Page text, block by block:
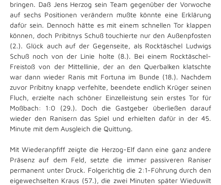
bringen. Daß Jens Herzog sein Team gegenüber der Vorwoche
auf sechs Positionen verändern mußte könnte eine Erklärung
dafür sein. Dennoch hätte es mit einem schnellen Tor klappen
können, doch Pribitnys Schuß touchierte nur den Außenpfosten
(2.). Glück auch auf der Gegenseite, als Rocktäschel Ludwigs
Schuß noch von der Linie holte (8.). Bei einem Rocktäschel-
Freistoß von der Mittellinie, der an den Querbalken klatschte
war dann wieder Ranis mit Fortuna im Bunde (18.). Nachdem
zuvor Pribitny knapp verfehlte, beendete endlich Krüger seinen
Fluch, erzielte nach schöner Einzelleistung sein erstes Tor für
Moßbach: 1:0 (29.). Doch die Gastgeber überließen darauf
wieder den Ranisern das Spiel und erhielten dafür in der 45.
Minute mit dem Ausgleich die Quittung.
Mit Wiederanpfiff zeigte die Herzog-Elf dann eine ganz andere
Präsenz auf dem Feld, setzte die immer passiveren Raniser
permanent unter Druck. Folgerichtig die 2:1-Führung durch den
eigewechselten Kraus (57.), die zwei Minuten später Wieduwilt